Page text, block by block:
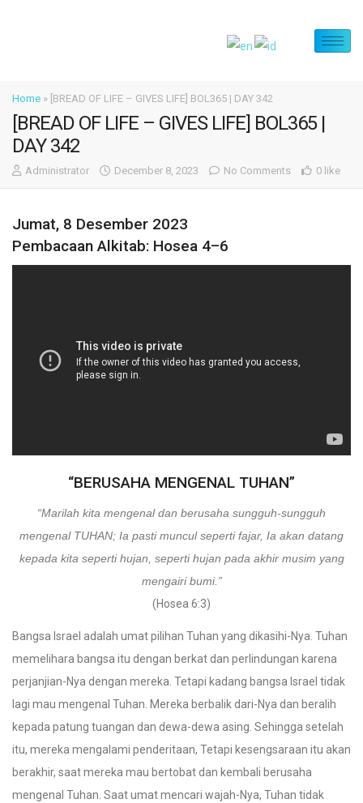
Home » [BREAD OF LIFE – GIVES LIFE] BOL365 | DAY 342
[BREAD OF LIFE – GIVES LIFE] BOL365 |
DAY 342
Administrator December 8, 2023 No Comments 0 like
Jumat, 8 Desember 2023
Pembacaan Alkitab: Hosea 4–6
“BERUSAHA MENGENAL TUHAN”
“Marilah kita mengenal dan berusaha sungguh-sungguh
mengenal TUHAN; Ia pasti muncul seperti fajar, Ia akan datang
kepada kita seperti hujan, seperti hujan pada akhir musim yang
mengairi bumi.”
(Hosea 6:3)
Bangsa Israel adalah umat pilihan Tuhan yang dikasihi-Nya. Tuhan
memelihara bangsa itu dengan berkat dan perlindungan karena
perjanjian-Nya dengan mereka. Tetapi kadang bangsa Israel tidak
lagi mau mengenal Tuhan. Mereka berbalik dari-Nya dan beralih
kepada patung tuangan dan dewa-dewa asing. Sehingga setelah
itu, mereka mengalami penderitaan, Tetapi kesengsaraan itu akan
berakhir, saat mereka mau bertobat dan kembali berusaha
mengenal Tuhan. Saat umat mencari wajah-Nya, Tuhan tidak